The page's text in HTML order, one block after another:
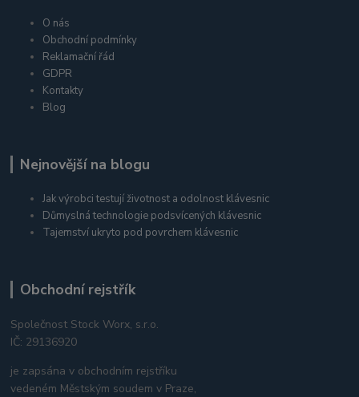
O nás
Obchodní podmínky
Reklamační řád
GDPR
Kontakty
Blog
Nejnovější na blogu
Jak výrobci testují životnost a odolnost klávesnic
Důmyslná technologie podsvícených klávesnic
Tajemství ukryto pod povrchem klávesnic
Obchodní rejstřík
Společnost Stock Worx, s.r.o.
IČ: 29136920
je zapsána v obchodním rejstříku
vedeném Městským soudem v Praze,